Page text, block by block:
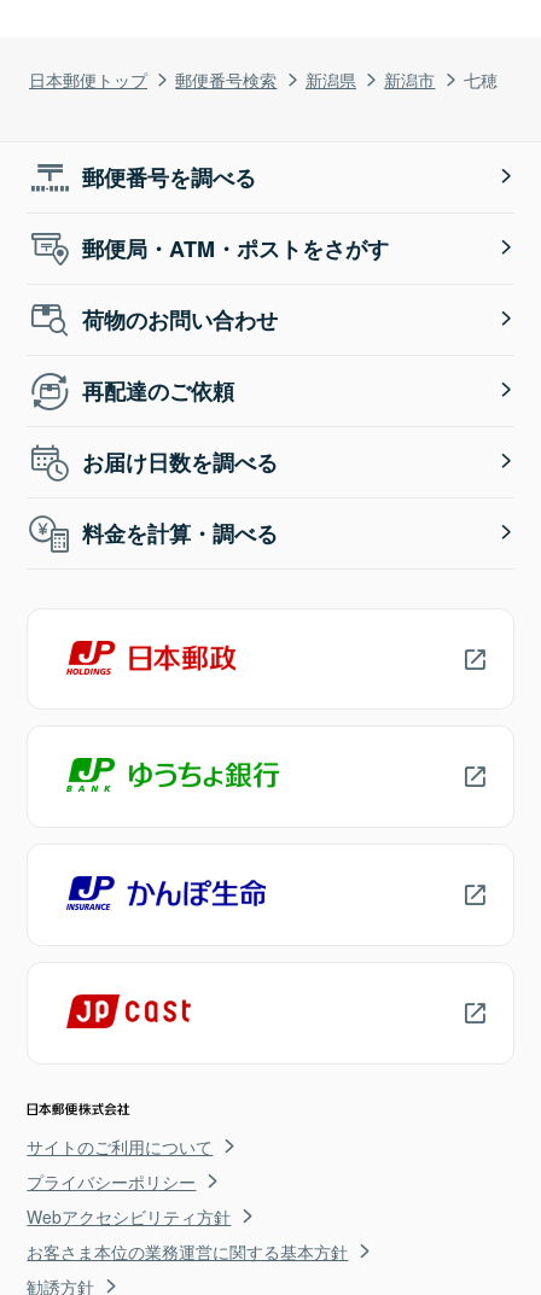
日本郵便トップ 郵便番号検索 新潟県 新潟市 七穂
郵便番号を調べる
郵便局・ATM・ポストをさがす
荷物のお問い合わせ
再配達のご依頼
お届け日数を調べる
料金を計算・調べる
サイトのご利用について
プライバシーポリシー
Webアクセシビリティ方針
お客さま本位の業務運営に関する基本方針
勧誘方針